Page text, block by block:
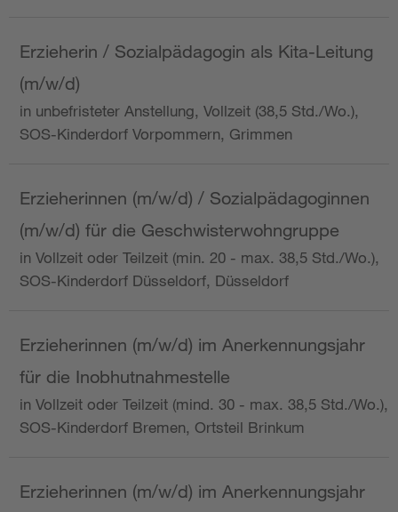
Erzieherin / Sozialpädagogin als Kita-Leitung
(m/w/d)
in unbefristeter Anstellung, Vollzeit (38,5 Std./Wo.),
SOS-Kinderdorf Vorpommern, Grimmen
Erzieherinnen (m/w/d) / Sozialpädagoginnen
(m/w/d) für die Geschwisterwohngruppe
in Vollzeit oder Teilzeit (min. 20 - max. 38,5 Std./Wo.),
SOS-Kinderdorf Düsseldorf, Düsseldorf
Erzieherinnen (m/w/d) im Anerkennungsjahr
für die Inobhutnahmestelle
in Vollzeit oder Teilzeit (mind. 30 - max. 38,5 Std./Wo.),
SOS-Kinderdorf Bremen, Ortsteil Brinkum
Erzieherinnen (m/w/d) im Anerkennungsjahr